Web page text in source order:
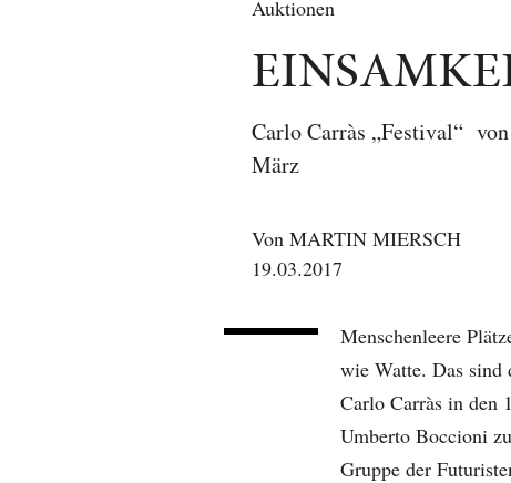
Auktionen
Carlo Carràs „Festival“
März
Von MARTIN MIERSCH
19.03.2017
Menschenleere
wie Watte. Das
Carlo Carràs in den
Umberto Boccioni
Gruppe der